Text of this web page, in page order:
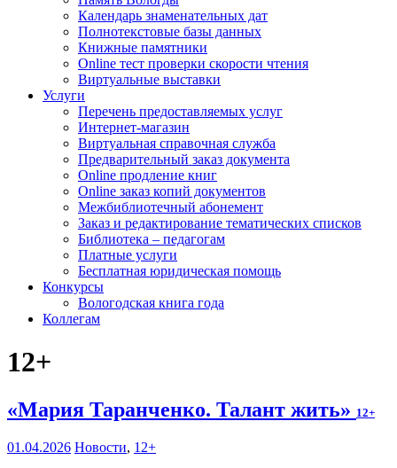
Календарь знаменательных дат
Полнотекстовые базы данных
Книжные памятники
Online тест проверки скорости чтения
Виртуальные выставки
Услуги
Перечень предоставляемых услуг
Интернет-магазин
Виртуальная справочная служба
Предварительный заказ документа
Online продление книг
Online заказ копий документов
Межбиблиотечный абонемент
Заказ и редактирование тематических списков
Библиотека – педагогам
Платные услуги
Бесплатная юридическая помощь
Конкурсы
Вологодская книга года
Коллегам
12+
«Мария Таранченко. Талант жить» 12+
01.04.2026 Новости, 12+